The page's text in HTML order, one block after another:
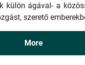
külön ágával- a
szerető
More